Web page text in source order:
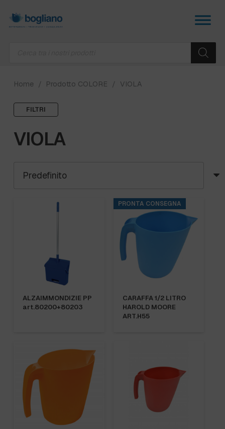
Home / Prodotto COLORE / VIOLA
FILTRI
VIOLA
ALZAIMMONDIZIE PP
art.80200+80203
PRONTA CONSEGNA
CARAFFA 1/2 LITRO
HAROLD MOORE
ART.H55